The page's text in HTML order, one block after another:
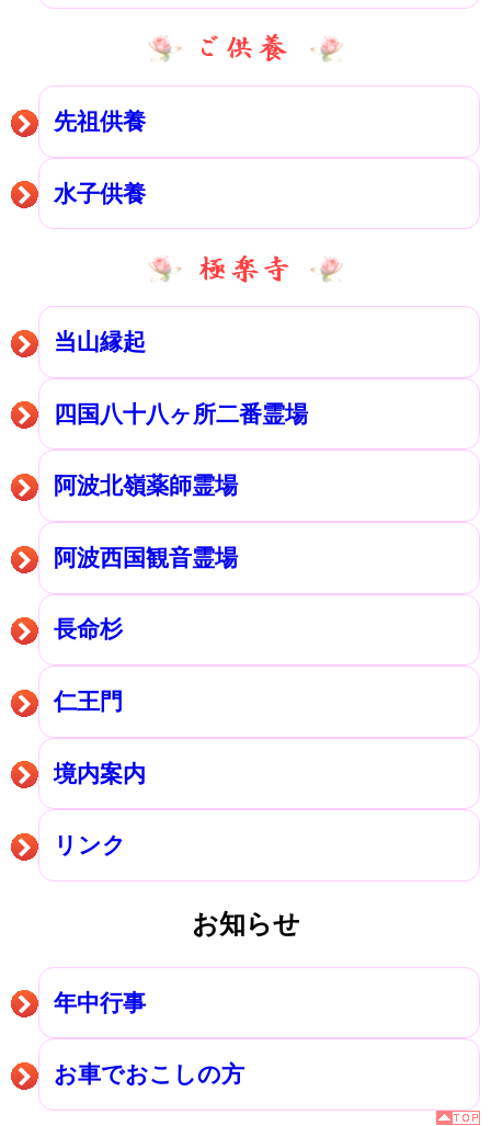
先祖供養
水子供養
当山縁起
四国八十八ヶ所二番霊場
阿波北嶺薬師霊場
阿波西国観音霊場
長命杉
仁王門
境内案内
リンク
お知らせ
年中行事
お車でおこしの方